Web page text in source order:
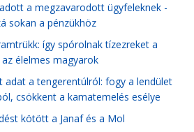
a megzavarodott ügyfeleknek -
sokan a pénzükhöz
így spórolnak tízezreket a
élelmes magyarok
adat a tengerentúlról: fogy a lendület
csökkent a kamatemelés esélye
kötött a Janaf és a Mol